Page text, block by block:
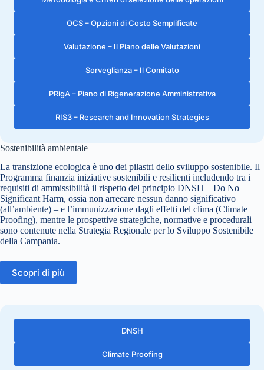
OCS – Opzioni di Costo Semplificate
Valutazione – Il Piano delle Valutazioni
Sorveglianza – Il Comitato
PRigA – Piano di Rigenerazione Amministrativa
RIS3 – Research and Innovation Strategies
Sostenibilità ambientale
La transizione ecologica è uno dei pilastri dello sviluppo sostenibile. Il
Programma finanzia iniziative sostenibili e resilienti includendo tra i
requisiti di ammissibilità il rispetto del principio DNSH – Do No
Significant Harm, ossia non arrecare nessun danno significativo
(all’ambiente) – e l’immunizzazione dagli effetti del clima (Climate
Proofing), mentre le prospettive strategiche, normative e procedurali
sono contenute nella Strategia Regionale per lo Sviluppo Sostenibile
della Campania.
Scopri di più
DNSH
Climate Proofing